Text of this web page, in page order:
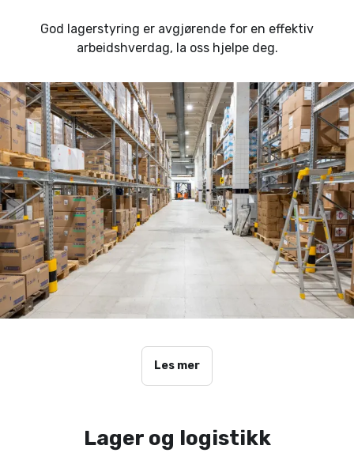
God lagerstyring er avgjørende for en effektiv
arbeidshverdag, la oss hjelpe deg.
Les mer
Lager og logistikk